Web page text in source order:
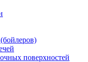
поверхностей